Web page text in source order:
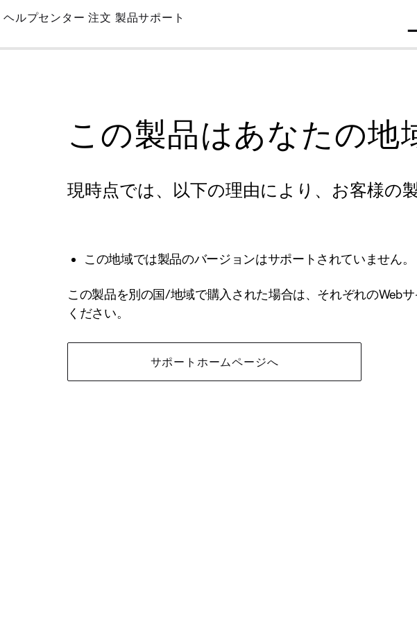
Skip
Main
ヘルプセンター 注文 製品サポート
この製品はあなたの
現時点では、以下の理由により、お客様の
この地域では製品のバージョンはサポートされていません。
この製品を別の国/地域で購入された場合は、それぞれのWeb
ください。
サポートホームページへ